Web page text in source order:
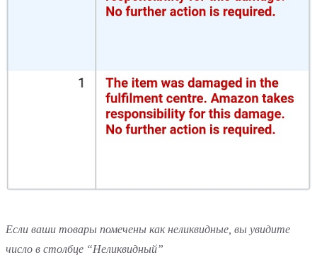
Если ваши товары помечены как неликвидные, вы увидите
число в столбце “Неликвидный”